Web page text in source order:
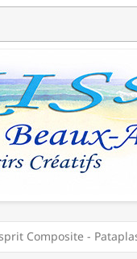
Composite -